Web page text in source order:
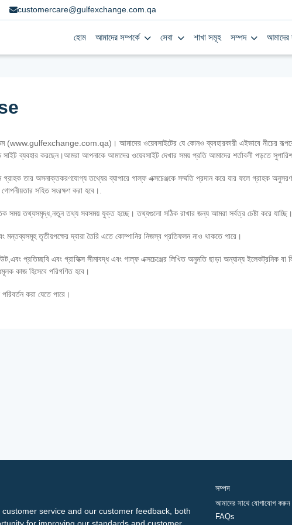
customercare@gulfexchange.com.qa
হোম আমাদের সম্পর্কে সেবা শাখা সমূহ সম্পদ আমাদের
(www.gulfexchange.com.qa)। আমাদের ওয়েবসাইটের যে কোনও ব্যবহারকারী এইভাবে নীচের
সাইট ব্যবহার করছেন।আমরা আপনাকে আমাদের ওয়েবসাইট দেখার সময় প্রতি আমাদের শর্তাবলী পড়তে
গ্রাহক তার অসনাক্তকরণযোগ্য তথ্যের ব্যাপারে গাল্‌ফ এক্সচেঞ্জকে সম্মতি প্রদান করে যার ফলে গ্রাহক
সহিত সংরক্ষণ করা হবে।.
সময় তথ্যসমৃদ্ধ,নতুন তথ্য সবসময় যুক্ত হচ্ছে। তথ্যগুলো সঠিক রাখার জন্য আমরা সর্বত্র চেষ্টা করে
মন্তব্যসমূহ তৃতীয়পক্ষের দ্বারা তৈরি এতে কোম্পানির নিজস্ব প্রতিফলন নাও থাকতে পারে।
প্রতিচ্ছবি এবং গ্রাফিক্স সীমাবদ্ধ এবং গাল্‌ফ এক্সচেঞ্জের লিখিত অনুমতি ছাড়া অন্যান্য ইলেকট্রনিক বা
কাজ হিসেবে পরিগণিত হবে।
করা যেতে পারে।
service and our customer feedback, both
সম্পদ
আমাদের সাথে যোগাযোগ করুন
FAQs